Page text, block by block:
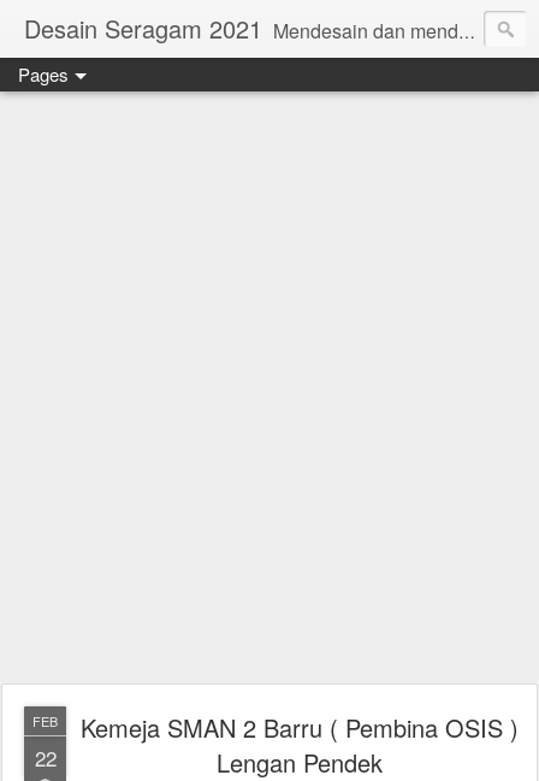
Desain Seragam 2021 Mendesain dan mendesain ulang SERAGAM KERJA 2018 www.rumahjahit.com
Pages
FEB
22
Kemeja SMAN 2 Barru ( Pembina OSIS )
Lengan Pendek